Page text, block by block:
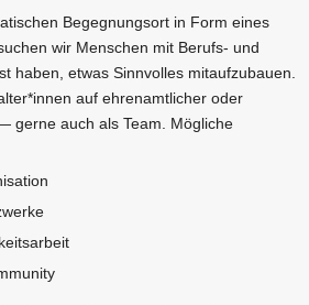
Begegnungsort in Form eines
wir Menschen mit Berufs- und
haben, etwas Sinnvolles mitaufzubauen.
auf ehrenamtlicher oder
gerne auch als Team. Mögliche